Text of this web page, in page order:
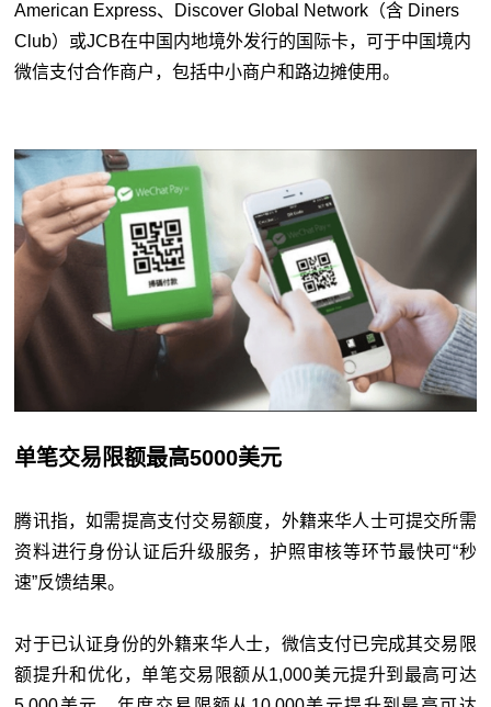
American Express、Discover Global Network（含 Diners
Club）或JCB在中国内地境外发行的国际卡，可于中国境内
微信支付合作商户，包括中小商户和路边摊使用。
单笔交易限额最高5000美元
腾讯指，如需提高支付交易额度，外籍来华人士可提交所需
资料进行身份认证后升级服务，护照审核等环节最快可“秒
速”反馈结果。
对于已认证身份的外籍来华人士，微信支付已完成其交易限
额提升和优化，单笔交易限额从1,000美元提升到最高可达